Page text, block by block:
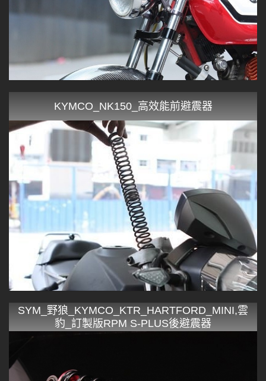
KYMCO_NK150_高效能前避震器
SYM_野狼_KYMCO_KTR_HARTFORD_MINI,雲
豹_訂製版RPM S-PLUS後避震器